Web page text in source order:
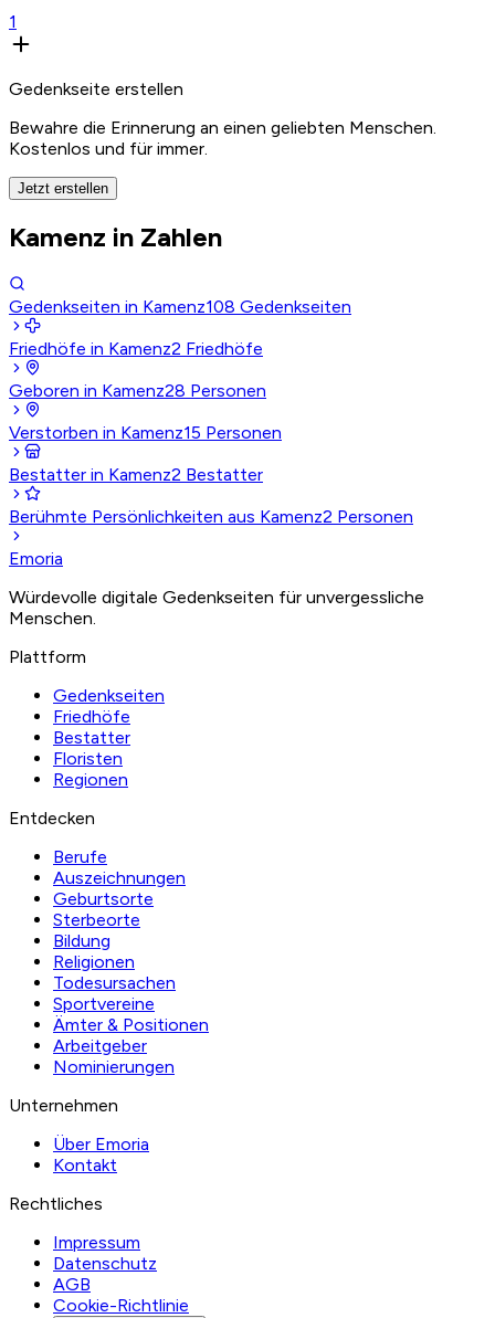
1
Gedenkseite erstellen
Bewahre die Erinnerung an einen geliebten Menschen.
Kostenlos und für immer.
Jetzt erstellen
Kamenz in Zahlen
Gedenkseiten in Kamenz108 Gedenkseiten
Friedhöfe in Kamenz2 Friedhöfe
Geboren in Kamenz28 Personen
Verstorben in Kamenz15 Personen
Bestatter in Kamenz2 Bestatter
Berühmte Persönlichkeiten aus Kamenz2 Personen
Emoria
Würdevolle digitale Gedenkseiten für unvergessliche
Menschen.
Plattform
Gedenkseiten
Friedhöfe
Bestatter
Floristen
Regionen
Entdecken
Berufe
Auszeichnungen
Geburtsorte
Sterbeorte
Bildung
Religionen
Todesursachen
Sportvereine
Ämter & Positionen
Arbeitgeber
Nominierungen
Unternehmen
Über Emoria
Kontakt
Rechtliches
Impressum
Datenschutz
AGB
Cookie-Richtlinie